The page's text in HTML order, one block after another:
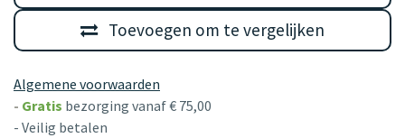
Toevoegen om te vergelijken
Algemene voorwaarden
- Gratis bezorging vanaf € 75,00
- Veilig betalen